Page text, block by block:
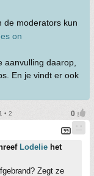
de moderators kun
on
aanvulling daarop,
En je vindt er ook
• 2
Lodelie het
Zegt ze